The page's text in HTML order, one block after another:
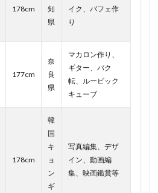
178cm
知
県
イク、パフェ作
り
177cm
奈
良
県
マカロン作り、
ギター、バク
転、ルービック
キューブ
178cm
韓
国
キ
ョ
ン
ギ
写真編集、デザ
イン、動画編
集、映画鑑賞等